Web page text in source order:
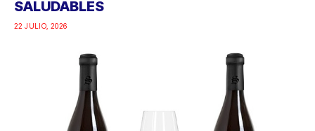
SALUDABLES
22 JULIO, 2026